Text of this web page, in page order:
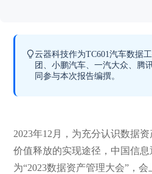
云器科技作为TC601汽车数据
团、小鹏汽车、一汽大众、腾
同参与本次报告编撰。
2023年12月，为充分认识数据
价值释放的实现途径，中国信
为“2023数据资产管理大会”，